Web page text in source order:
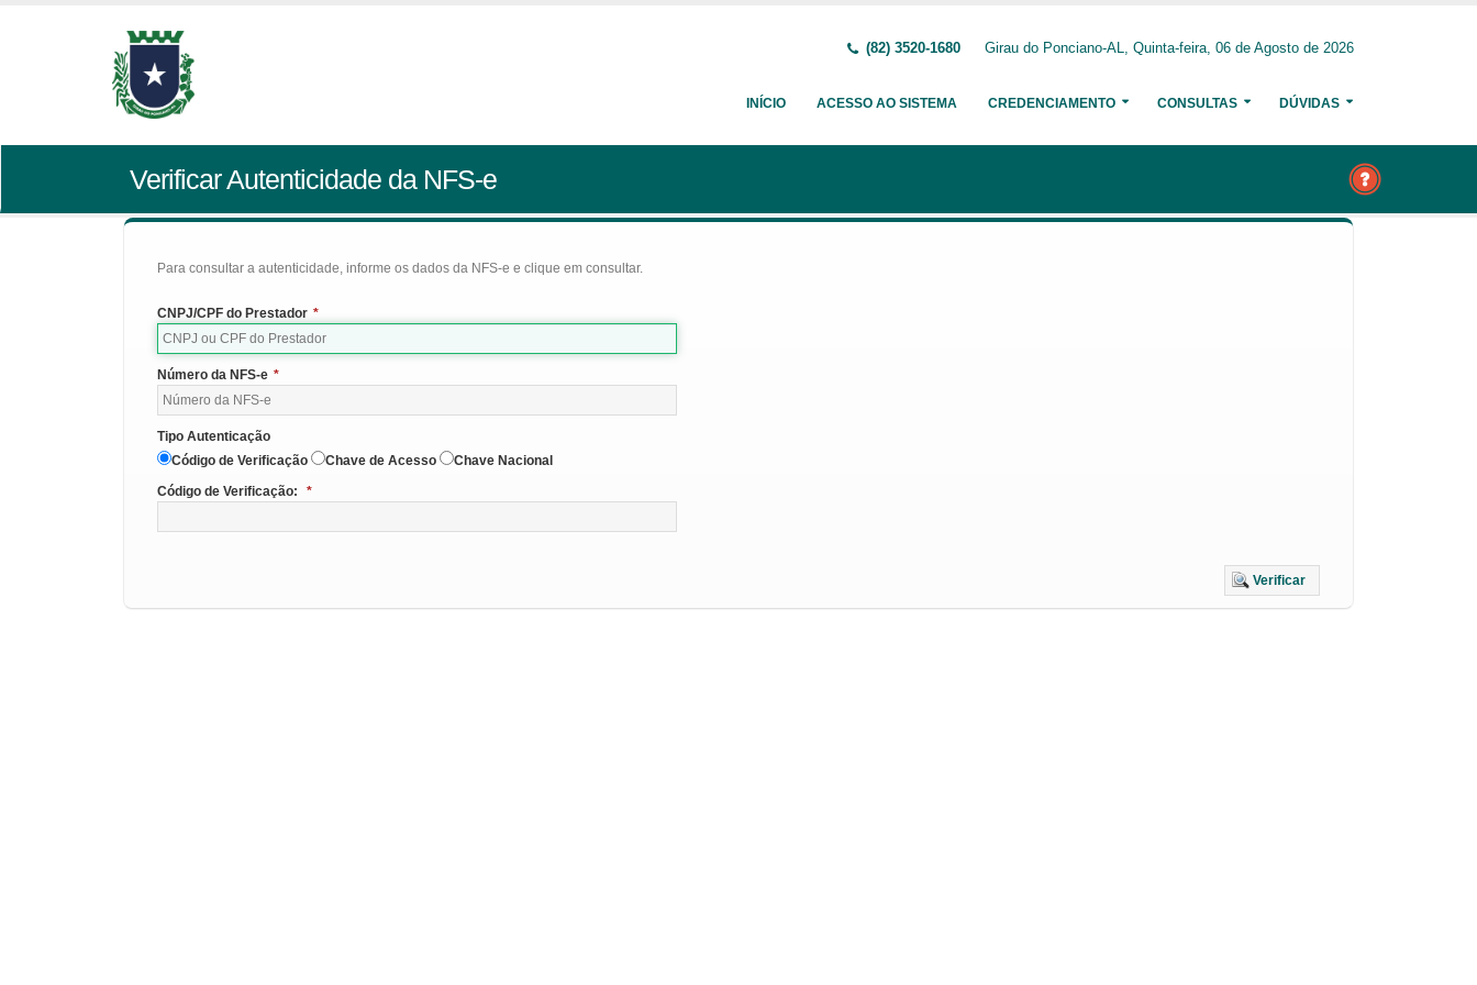
(82) 3520-1680 Girau do Ponciano-AL, Quinta-feira, 06 de Agosto de 2026
INÍCIO ACESSO AO SISTEMA CREDENCIAMENTO CONSULTAS DÚVIDAS
Verificar Autenticidade da NFS-e
Para consultar a autenticidade, informe os dados da NFS-e e clique em consultar.
CNPJ/CPF do Prestador *
Número da NFS-e *
Tipo Autenticação
Código de Verificação
Chave de Acesso
Chave Nacional
Código de Verificação:
*
Verificar